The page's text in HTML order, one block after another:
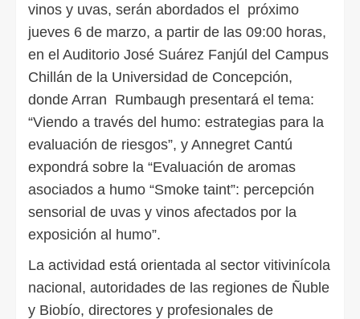
vinos y uvas, serán abordados el próximo
jueves 6 de marzo, a partir de las 09:00 horas,
en el Auditorio José Suárez Fanjúl del Campus
Chillán de la Universidad de Concepción,
donde Arran Rumbaugh presentará el tema:
“Viendo a través del humo: estrategias para la
evaluación de riesgos”, y Annegret Cantú
expondrá sobre la “Evaluación de aromas
asociados a humo “Smoke taint”: percepción
sensorial de uvas y vinos afectados por la
exposición al humo”.
La actividad está orientada al sector vitivinícola
nacional, autoridades de las regiones de Ñuble
y Biobío, directores y profesionales de